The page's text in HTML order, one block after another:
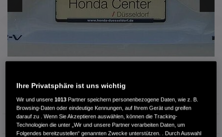
Außenfarbe Platinum White (weiß)
Kilometerstand 17.500 km
Ihre Privatsphäre ist uns wichtig
Wir und unsere1013 Partner speichern personenbezogene Daten, wie z. B.
Browsing-Daten oder eindeutige Kennungen, auf Ihrem Gerät und greifen
darauf zu . Wenn Sie Akzeptieren auswählen, können die Tracking-
Technologien die unter „Wir und unsere Partner verarbeiten Daten, um
Folgendes bereitzustellen“ genannten Zwecke unterstützen. . Durch Auswahl